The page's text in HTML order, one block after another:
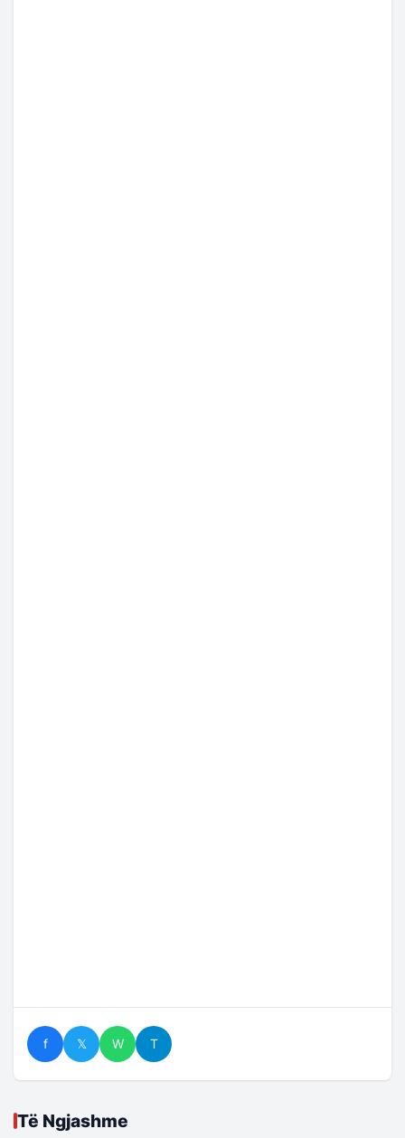
f 𝕏 W T
Të Ngjashme